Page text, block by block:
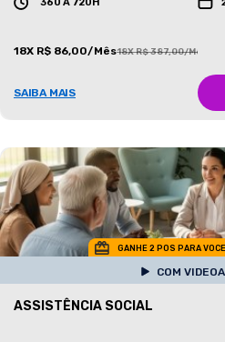
18X R$ 86,00/Mês18X R$ 387,00/Mês
SAIBA MAIS
GANHE 2 POS PARA
COM
ASSISTÊNCIA SOCIAL